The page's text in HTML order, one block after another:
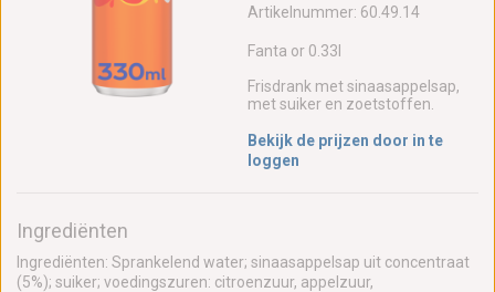
Artikelnummer: 60.49.14
Fanta or 0.33l
Frisdrank met sinaasappelsap,
met suiker en zoetstoffen.
Bekijk de prijzen door in te
loggen
Ingrediënten
Ingrediënten: Sprankelend water; sinaasappelsap uit concentraat
(5%); suiker; voedingszuren: citroenzuur, appelzuur,